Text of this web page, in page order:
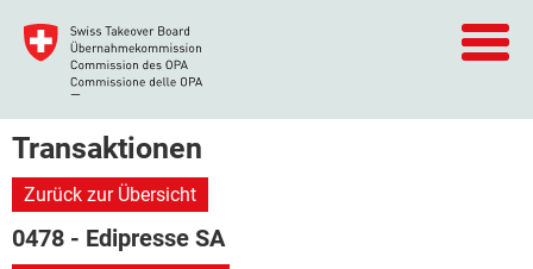
Transaktionen
Zurück zur Übersicht
0478 - Edipresse SA